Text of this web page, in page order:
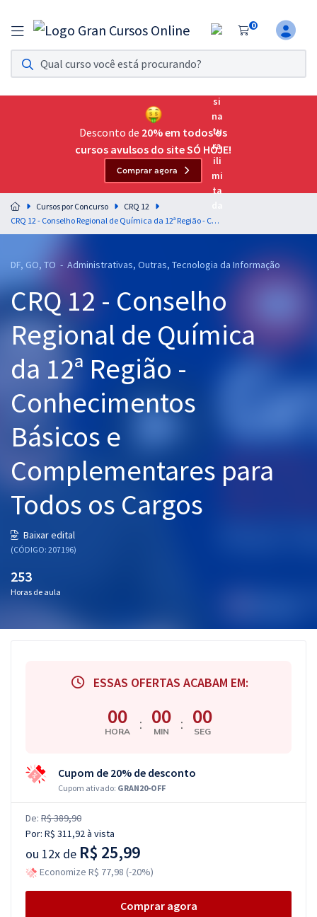
0
Assinatura Ilimitada 11
Acesso a todos os cursos. Teste grátis por 7 dias!
Assinatura OAB Até Passar
Acesso ilimitado a toda preparação para o Exame da
Residências Multiprofissionais
Preparação completa e intensiva para as principais
residências em saúde do Brasil
Cursos 20% OFF
Pós
Graduação
OAB
Mentorias
Questões grátis
Aprovados
Desconto de 20% em todos os
cursos avulsos do site SÓ HOJE!
Comprar agora
Cursos por Concurso
CRQ 12
CRQ 12 - Conselho Regional de Química da 12ª Região - Conhecimentos Básicos e Complementares para Todos os Cargos
DF, GO, TO - Administrativas, Outras, Tecnologia da Informação
CRQ 12 - Conselho
Regional de Química
da 12ª Região -
Conhecimentos
Básicos e
Complementares para
Todos os Cargos
Baixar edital
(CÓDIGO: 207196)
253
Horas de aula
ESSAS OFERTAS ACABAM EM:
00
HORA : 00
MIN : 00
SEG
Cupom de 20% de desconto
Cupom ativado: GRAN20-OFF
De: R$ 389,90
Por: R$ 311,92à vista
ou 12x de R$ 25,99
Economize R$ 77,98 (-20%)
Comprar agora